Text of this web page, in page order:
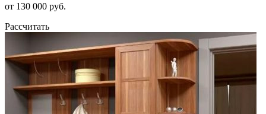
от 130 000 руб.
Рассчитать